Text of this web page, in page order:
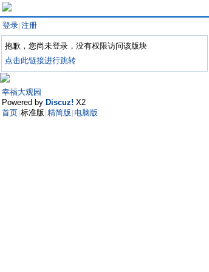
登录 注册
抱歉，您尚未登录，没有权限访问该版块
点击此链接进行跳转
幸福大观园
Powered by Discuz! X2
首页 标准版 精简版 电脑版